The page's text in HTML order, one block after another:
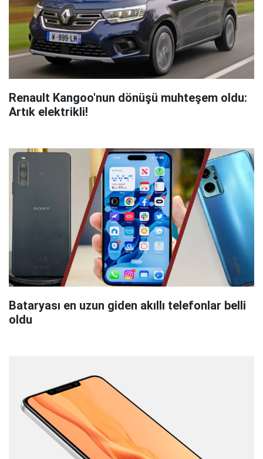
Renault Kangoo'nun dönüşü muhteşem oldu:
Artık elektrikli!
Bataryası en uzun giden akıllı telefonlar belli
oldu